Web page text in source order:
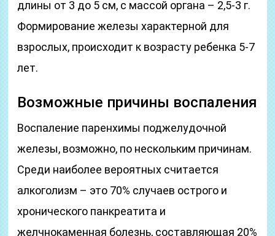
длины от 3 до 5 см, с массой органа – 2,5-3 г.
Формирование железы характерной для
взрослых, происходит к возрасту ребенка 5-7
лет.
Возможные причины воспаления
Воспаление паренхимы поджелудочной
железы, возможно, по нескольким причинам.
Среди наиболее вероятных считается
алкоголизм – это 70% случаев острого и
хронического панкреатита и
желчнокаменная болезнь, составляющая 20%